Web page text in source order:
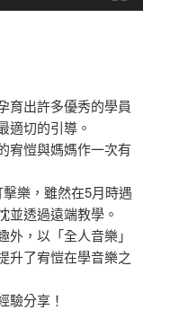
育出許多優秀的學員
適切的引導。
宥愷與媽媽作一次有
樂，雖然在5月時遇
並透過遠端教學。
，以「全人音樂」
升了宥愷在學音樂之
驗分享！